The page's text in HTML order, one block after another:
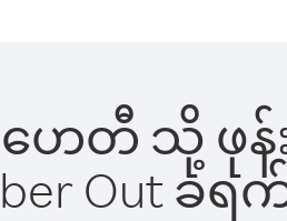
င့် ဟေတီ သို့
Out ခရ